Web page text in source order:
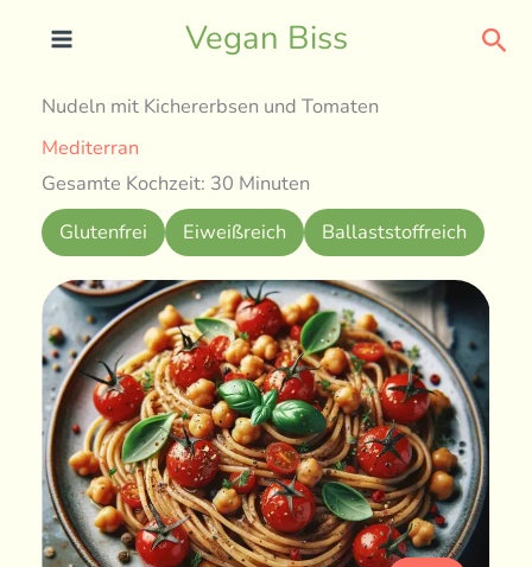
Vegan Biss
Nudeln mit Kichererbsen und Tomaten
Mediterran
Gesamte Kochzeit: 30 Minuten
Glutenfrei
Eiweißreich Ballaststoffreich